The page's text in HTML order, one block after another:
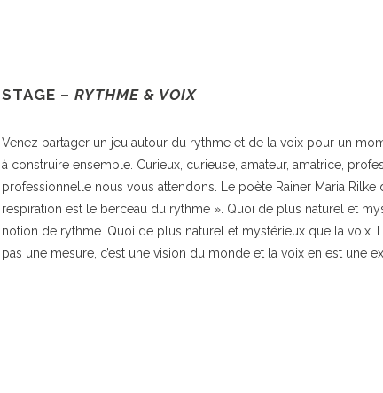
STAGE – RYTHME & VOIX
Venez partager un jeu autour du rythme et de la voix pour un
à construire ensemble. Curieux, curieuse, amateur, amatrice,
professionnelle nous vous attendons. Le poète Rainer Maria Rilke
respiration est le berceau du rythme ». Quoi de plus naturel et
notion de rythme. Quoi de plus naturel et mystérieux que la voix.
pas une mesure, c’est une vision du monde et la voix en est une